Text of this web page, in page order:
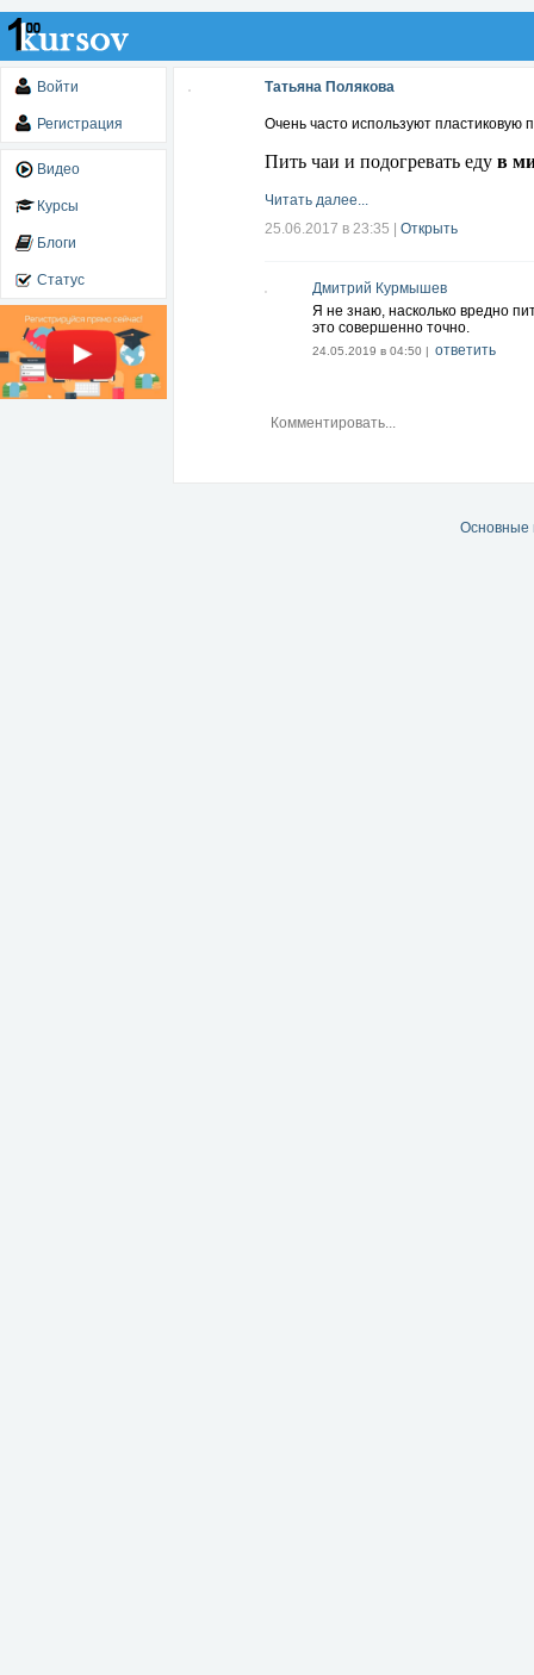
Войти
Регистрация
Видео
Курсы
Блоги
Статус
Татьяна Полякова
Очень часто используют пластиковую
Пить чаи и подогревать едув
Читать далее...
25.06.2017 в 23:35
Открыть
Дмитрий Курмышев
Я не знаю, насколько вредно
это совершенно точно.
24.05.2019 в 04:50 | ответить
Основные